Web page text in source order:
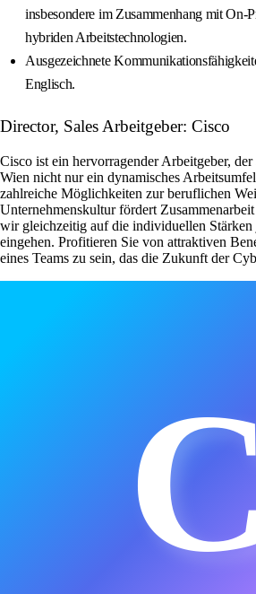
insbesondere im Zusammenhang mit On-
hybriden Arbeitstechnologien.
Ausgezeichnete
Englisch.
Director, Sales Arbeitgeber: Cisco
Cisco ist ein hervorragender Arbeitgeber,
Wien nicht nur ein dynamisches
zahlreiche Möglichkeiten zur beruflichen
Unternehmenskultur fördert
wir gleichzeitig auf die individuellen Stärken
eingehen. Profitieren Sie von attraktiven
eines Teams zu sein, das die Zukunft der